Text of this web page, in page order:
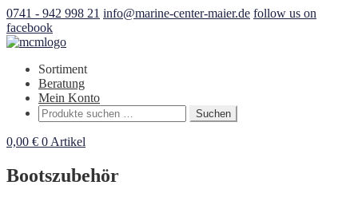
0741 - 942 998 21 info@marine-center-maier.de follow us on
facebook
Sortiment
Beratung
Mein Konto
Suchen
nach:
Suchen
0,00 € 0 Artikel
Bootszubehör